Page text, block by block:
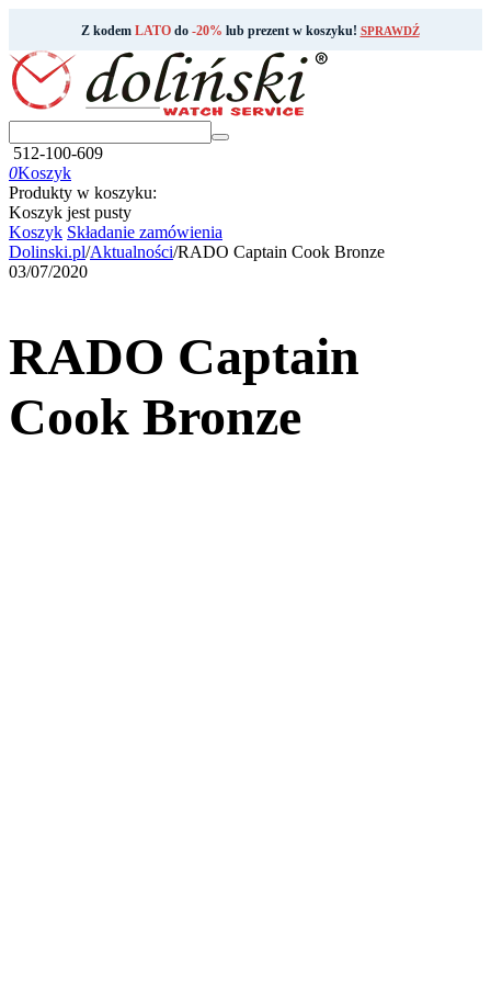
Z kodem LATOdo -20% lub prezent w koszyku! SPRAWDŹ
512-100-609
0Koszyk
Produkty w koszyku:
Koszyk jest pusty
Koszyk Składanie zamówienia
Dolinski.pl/Aktualności/RADO Captain Cook Bronze
03/07/2020
RADO Captain
Cook Bronze